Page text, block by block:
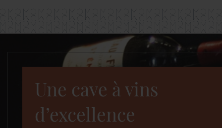
Une cave à vins
d’excellence